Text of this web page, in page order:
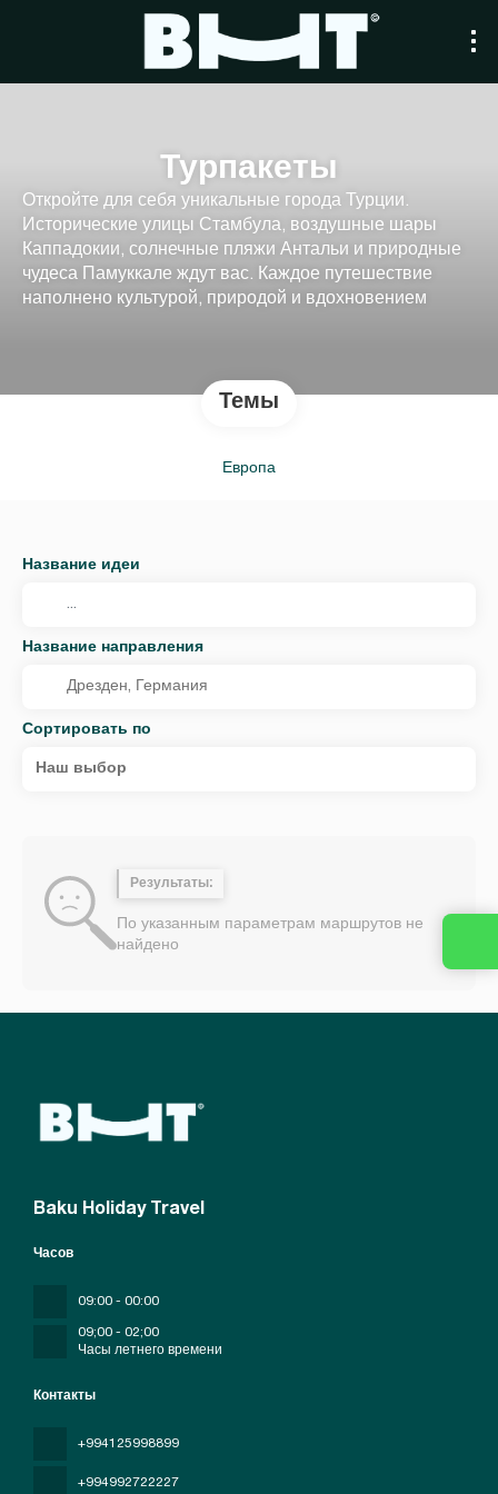
Турпакеты
Откройте для себя уникальные города Турции.
Исторические улицы Стамбула, воздушные шары
Каппадокии, солнечные пляжи Антальи и природные
чудеса Памуккале ждут вас. Каждое путешествие
наполнено культурой, природой и вдохновением
Темы
Европа
Название идеи
Название направления
Сортировать по
Наш выбор
Результаты:
По указанным параметрам маршрутов не
найдено
Baku Holiday Travel
Контакты
+994125998899
+994992722227
Часов
09:00 - 00:00
09;00 - 02;00
Часы летнего времени